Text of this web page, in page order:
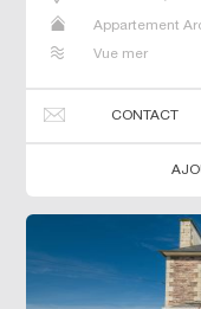
Appartement
Vue mer
CONTACT